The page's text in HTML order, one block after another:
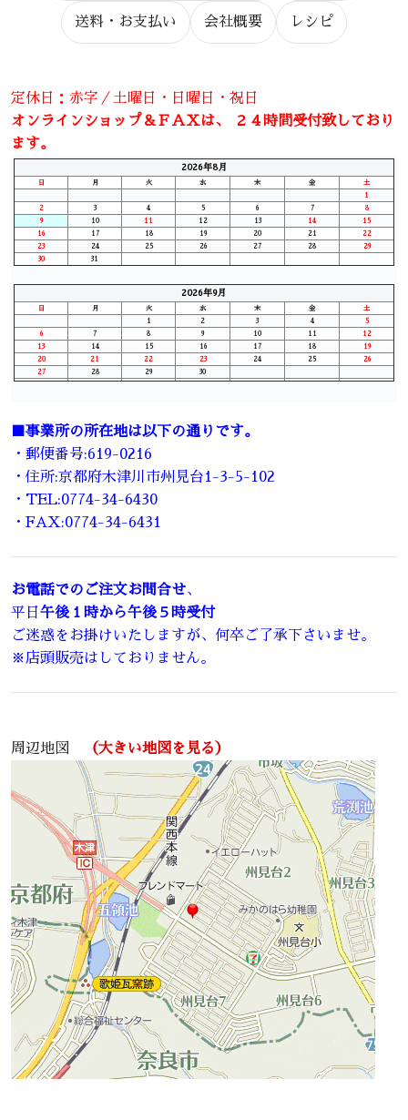
送料・お支払い 会社概要 レシピ
定休日：赤字／土曜日・日曜日・祝日
オンラインショップ＆ＦＡＸは、 ２４時間受付致しており
ます。
2026年8月
日 月 火 水 木 金
土
1
2
3 4 5 6 7
8
9
10 11 12 13 14
15
16
17 18 19 20 21
22
23
24 25 26 27 28
29
30
31
2026年9月
日 月 火 水 木 金
土
1
2 3 4
5
6
7 8 9 10 11
12
13
14 15 16 17 18
19
20
21 22 23 24 25
26
27
28 29 30
■事業所の所在地は以下の通りです。
・郵便番号:619-0216
・住所:京都府木津川市州見台1-3-5-102
・TEL:0774-34-6430
・FAX:0774-34-6431
お電話でのご注文お問合せ、
平日 午後１時から午後５時受付
ご迷惑をお掛けいたしますが、何卒ご了承下さいませ。
※店頭販売はしておりません。
周辺地図 （大きい地図を見る）